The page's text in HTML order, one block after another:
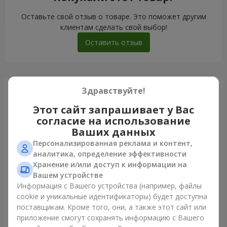
Оставьте свой отзыв о товаре. Это поможет другим
клиентам сделать свой выбор!
Оставить отзыв
Только что доставили
Букет "Blue ball"
Здравствуйте!
Этот сайт запрашивает у Вас
согласие на использование
Ваших данных
Персонализированная реклама и контент,
аналитика, определение эффективности
Хранение и/или доступ к информации на
Вашем устройстве
Информация с Вашего устройства (например, файлы
cookie и уникальные идентификаторы) будет доступна
поставщикам. Кроме того, они, а также этот сайт или
приложение смогут сохранять информацию с Вашего